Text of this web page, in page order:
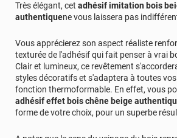
Très élégant, cet adhésif imitation bois
authentiquene vous laissera pas
Vous apprécierez son aspect réaliste
texturée de l'adhésif qui fait penser à vrai
Clair et lumineux, ce revêtement
styles décoratifs et s'adaptera à toutes
fonction thermoformable. En effet, vous
adhésif effet bois chêne beige
forme de votre choix, pour un superbe